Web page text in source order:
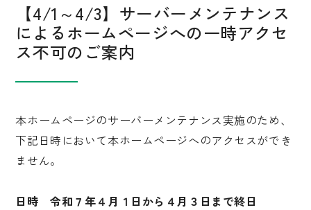
【4/1～4/3】サーバーメンテナンス
によるホームページへの一時アクセ
ス不可のご案内
本ホームページのサーバーメンテナンス実施のため、
下記日時において本ホームページへのアクセスができ
ません。
日時 令和７年４月１日から４月３日まで終日